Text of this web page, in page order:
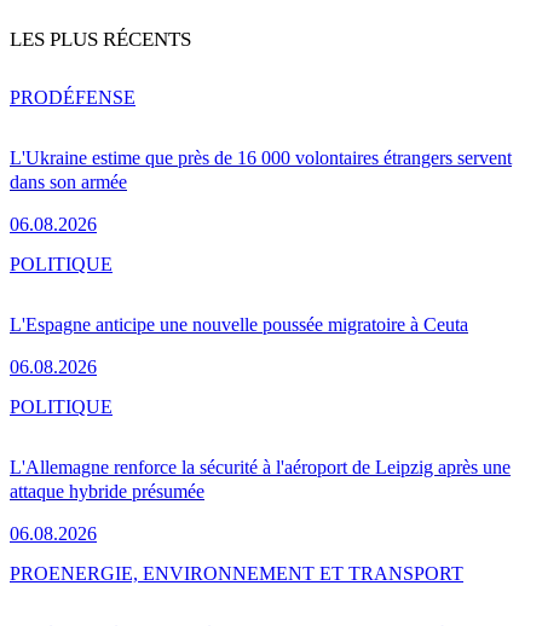
LES PLUS RÉCENTS
L'Ukraine estime que près de 16 000 volontaires étrangers servent
dans son armée
06.08.2026
PRODÉFENSE
L'Espagne anticipe une nouvelle poussée migratoire à Ceuta
06.08.2026
POLITIQUE
L'Allemagne renforce la sécurité à l'aéroport de Leipzig après une
attaque hybride présumée
06.08.2026
POLITIQUE
PROENERGIE, ENVIRONNEMENT ET TRANSPORT